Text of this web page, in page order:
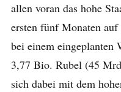
allen voran das hohe
ersten fünf Monaten
bei einem eingeplanten
3,77 Bio. Rubel (45
sich dabei mit dem